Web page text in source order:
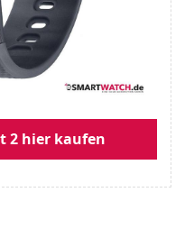
2 hier kaufen